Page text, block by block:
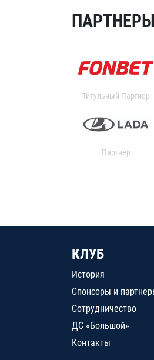
Титульный Партнер
Партнер
КЛУБ
История
Спонсоры и
Сотрудничество
ДС «Большой»
Контакты